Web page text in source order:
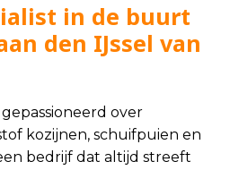
in de buurt
den IJssel van
over
kozijnen, schuifpuien en
bedrijf dat altijd streeft